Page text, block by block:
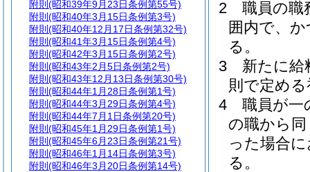
2
職員の職
囲内で、
る。
3
新たに給
則で定め
4
職員が一
の職から
った場合
る。
附則 (昭和39年9月23日条例第55号)
附則 (昭和40年3月15日条例第3号)
附則 (昭和40年12月17日条例第32号)
附則 (昭和41年3月15日条例第4号)
附則 (昭和42年3月15日条例第2号)
附則 (昭和43年2月5日条例第2号)
附則 (昭和43年12月13日条例第30号)
附則 (昭和44年1月28日条例第1号)
附則 (昭和44年3月29日条例第4号)
附則 (昭和44年7月1日条例第20号)
附則 (昭和45年1月29日条例第1号)
附則 (昭和45年6月23日条例第21号)
附則 (昭和46年1月14日条例第3号)
附則 (昭和46年3月20日条例第14号)